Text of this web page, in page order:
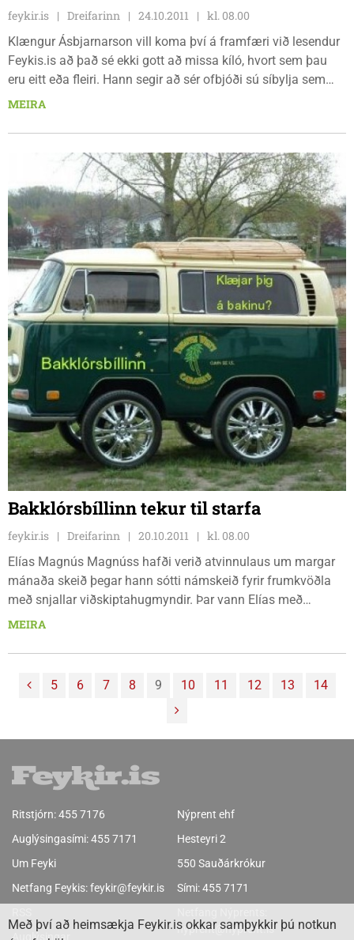
feykir.is Dreifarinn 24.10.2011
kl. 08.00
Klængur Ásbjarnarson vill koma því á framfæri við lesendur
Feykis.is að það sé ekki gott að missa kíló, hvort sem þau
eru eitt eða fleiri. Hann segir að sér ofbjóði sú síbylja sem
dynur á landanum að allir þurfi að missa ...
MEIRA
Bakklórsbíllinn tekur til starfa
feykir.is Dreifarinn 20.10.2011
kl. 08.00
Elías Magnús Magnúss hafði verið atvinnulaus um margar
mánaða skeið þegar hann sótti námskeið fyrir frumkvöðla
með snjallar viðskiptahugmyndir. Þar vann Elías með
MEIRA
5 6 7 8 9 10 11 12 13 14
Ritstjórn:455 7176
Auglýsingasími:455 7171
Um Feyki
Netfang Feykis:feykir@feykir.is
Auglýsingar
Nýprent ehf
Hesteyri 2
550 Sauðárkrókur
Sími:455 7171
nyprent@nyprent.is
Með því að heimsækja Feykir.is okkar samþykkir þú notkun